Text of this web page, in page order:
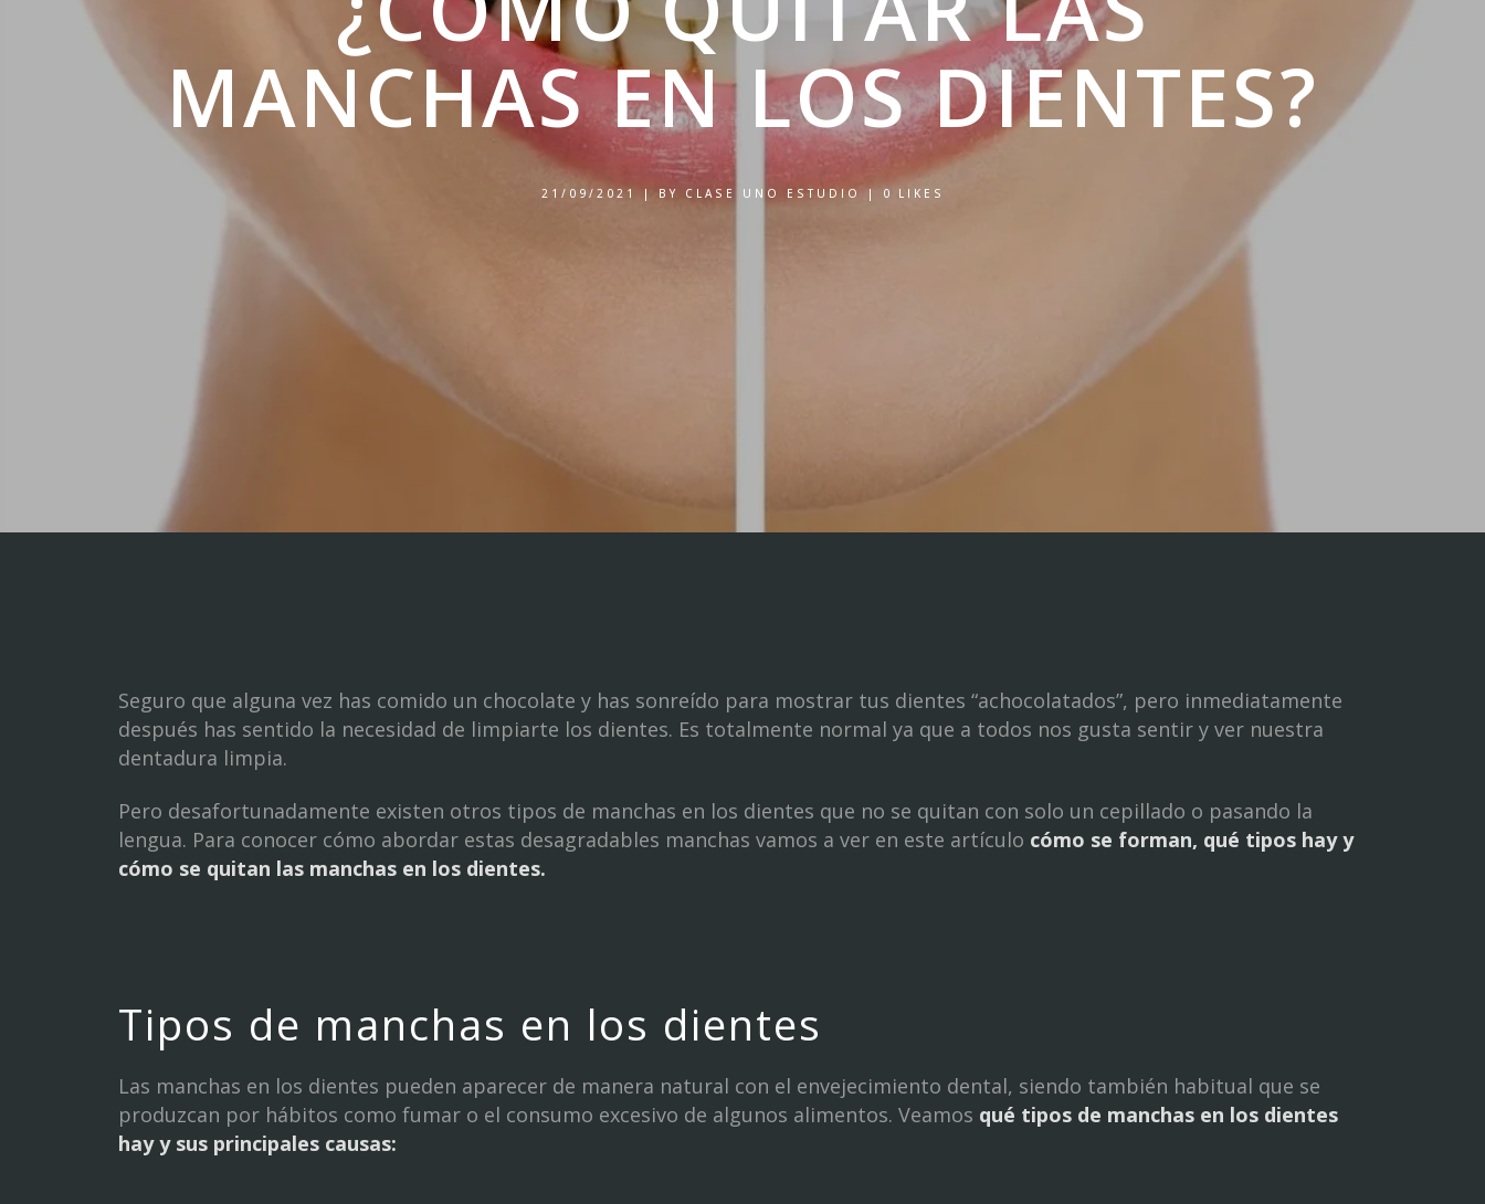
MANCHAS EN LOS DIENTES?
21/09/2021 | BY CLASE UNO ESTUDIO | 0 LIKES
Seguro que alguna vez has comido un chocolate y has sonreído para mostrar tus dientes “achocolatados”, pero inmediatamente
después has sentido la necesidad de limpiarte los dientes. Es totalmente normal ya que a todos nos gusta sentir y ver nuestra
dentadura limpia.
Pero desafortunadamente existen otros tipos de manchas en los dientes que no se quitan con solo un cepillado o pasando la
lengua. Para conocer cómo abordar estas desagradables manchas vamos a ver en este artículo cómo se forman, qué tipos hay y
cómo se quitan las manchas en los dientes.
Tipos de manchas en los dientes
Las manchas en los dientes pueden aparecer de manera natural con el envejecimiento dental, siendo también habitual que se
produzcan por hábitos como fumar o el consumo excesivo de algunos alimentos. Veamos qué tipos de manchas en los dientes
hay y sus principales causas: